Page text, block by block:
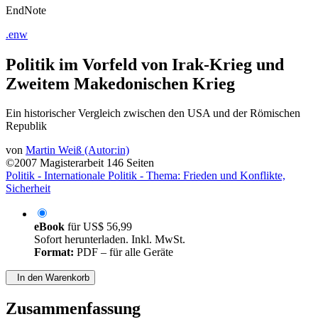
EndNote
.enw
Politik im Vorfeld von Irak-Krieg und
Zweitem Makedonischen Krieg
Ein historischer Vergleich zwischen den USA und der Römischen
Republik
von Martin Weiß (Autor:in)
©2007 Magisterarbeit 146 Seiten
Politik - Internationale Politik - Thema: Frieden und Konflikte,
Sicherheit
eBook fürUS$ 56,99
Sofort herunterladen. Inkl. MwSt.
Format: PDF – für alle Geräte
In den Warenkorb
Zusammenfassung